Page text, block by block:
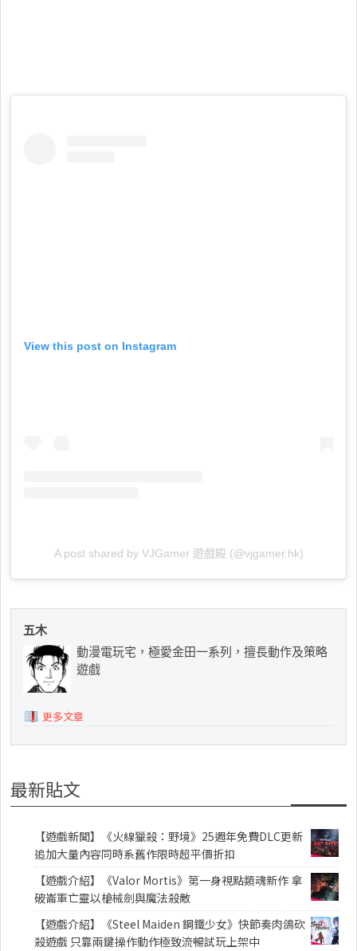
View this post on Instagram
A post shared by VJGamer 遊戲殿 (@vjgamer.hk)
五木
動漫電玩宅，極愛金田一系列，擅長動作及策略
遊戲
更多文章
最新貼文
【遊戲新聞】《火線獵殺：野境》25週年免費DLC更新
追加大量內容同時系舊作限時超平價折扣
【遊戲介紹】《Valor Mortis》第一身視點類魂新作 拿
破崙軍亡靈以槍械劍與魔法殺敵
【遊戲介紹】《Steel Maiden 鋼鐵少女》快節奏肉鴿砍
殺遊戲 只靠兩鍵操作動作極致流暢試玩上架中